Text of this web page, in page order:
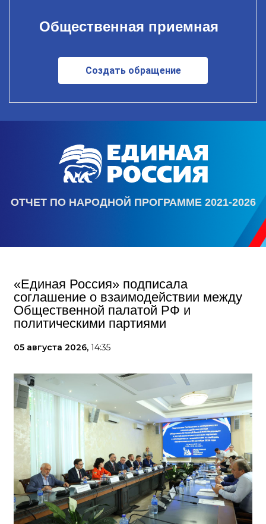
Общественная приемная
Создать обращение
ОТЧЕТ ПО НАРОДНОЙ ПРОГРАММЕ 2021-2026
«Единая Россия» подписала
соглашение о взаимодействии между
Общественной палатой РФ и
политическими партиями
05 августа 2026, 14:35